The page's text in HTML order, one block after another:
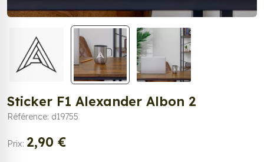
Sticker F1 Alexander Albon 2
Référence: d19755
Prix: 2,90 €